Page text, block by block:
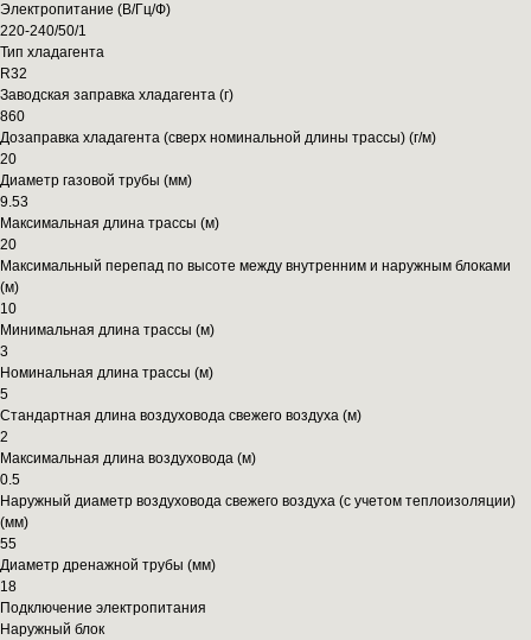
Электропитание (В/Гц/Ф)
220-240/50/1
Тип хладагента
R32
Заводская заправка хладагента (г)
860
Дозаправка хладагента (сверх номинальной длины трассы) (г/м)
20
Диаметр газовой трубы (мм)
9.53
Максимальная длина трассы (м)
20
Максимальный перепад по высоте между внутренним и наружным блоками
(м)
10
Минимальная длина трассы (м)
3
Номинальная длина трассы (м)
5
Стандартная длина воздуховода свежего воздуха (м)
2
Максимальная длина воздуховода (м)
0.5
Наружный диаметр воздуховода свежего воздуха (с учетом теплоизоляции)
(мм)
55
Диаметр дренажной трубы (мм)
18
Подключение электропитания
Наружный блок